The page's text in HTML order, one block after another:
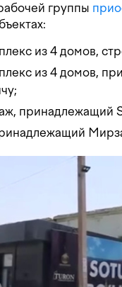
группы
из 4 домов,
из 4 домов,
принадлежащий